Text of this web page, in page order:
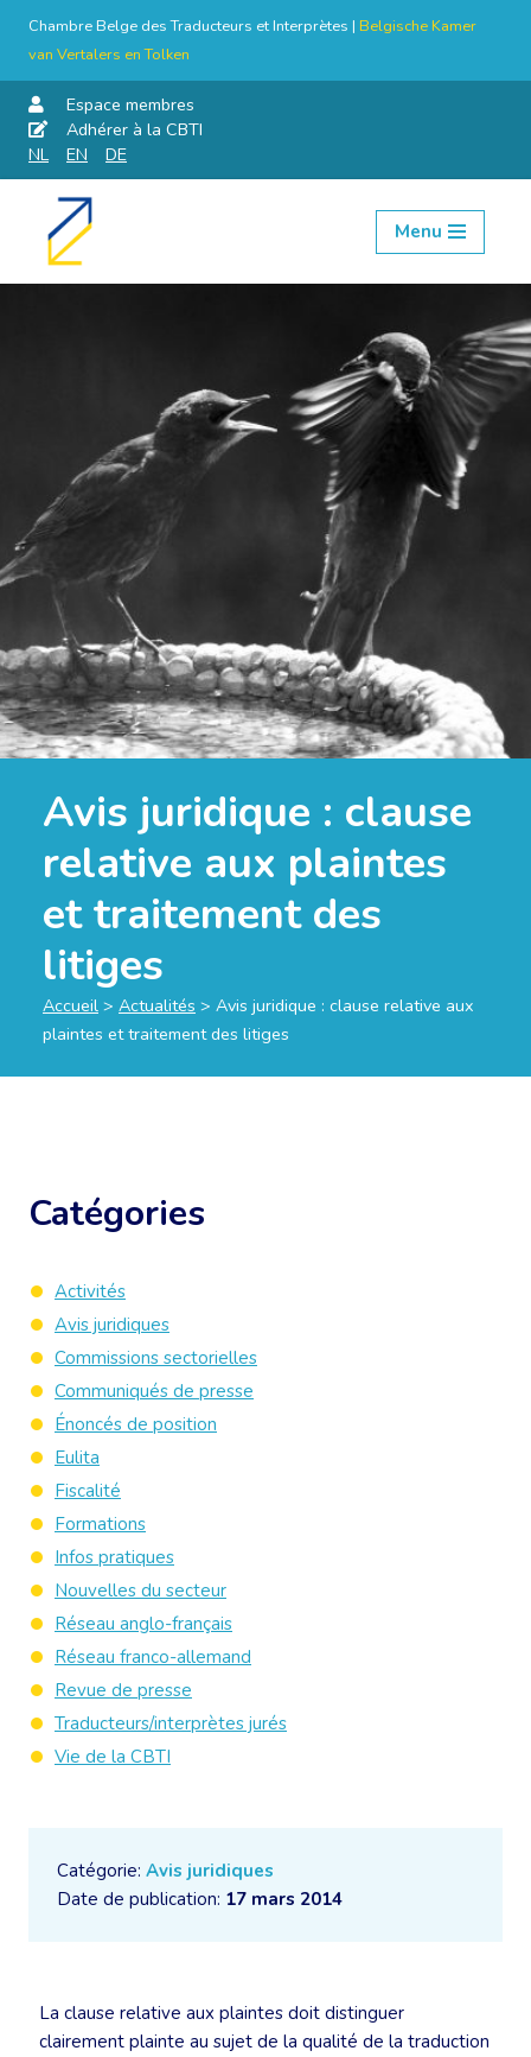
Chambre Belge des Traducteurs et Interprètes | Belgische Kamer
van Vertalers en Tolken
Espace membres
Adhérer à la CBTI
NL
EN DE
Aller
Menu
Avis juridique : clause
relative aux plaintes
et traitement des
litiges
Accueil > Actualités > Avis juridique : clause relative aux
plaintes et traitement des litiges
Catégorie: Avis juridiques
Date de publication: 17 mars 2014
La clause relative aux plaintes doit distinguer
clairement plainte au sujet de la qualité de la traduction
Catégories
Activités
Avis juridiques
Commissions sectorielles
Communiqués de presse
Énoncés de position
Eulita
Fiscalité
Formations
Infos pratiques
Nouvelles du secteur
Réseau anglo-français
Réseau franco-allemand
Revue de presse
Traducteurs/interprètes jurés
Vie de la CBTI